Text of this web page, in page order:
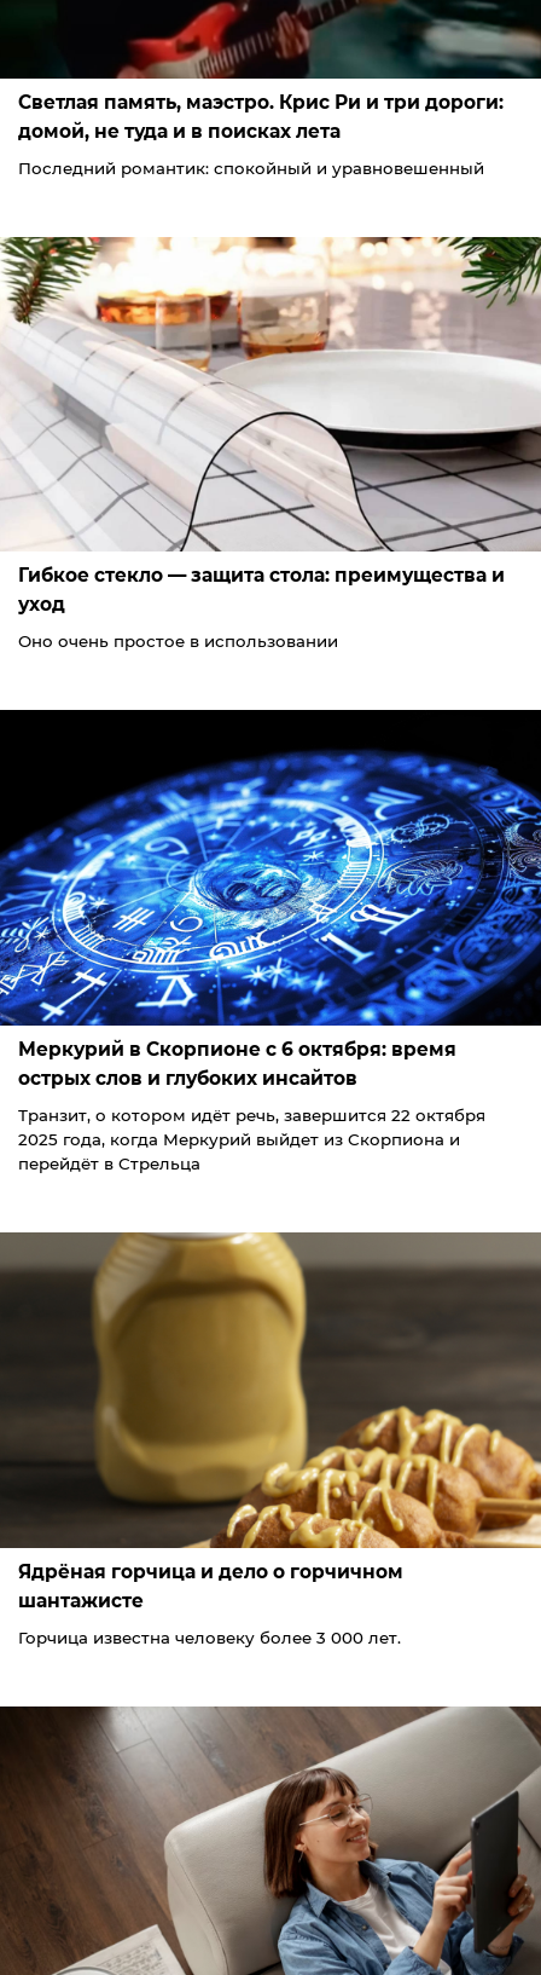
Светлая память, маэстро. Крис Ри и три дороги:
домой, не туда и в поисках лета
Последний романтик: спокойный и уравновешенный
Гибкое стекло — защита стола: преимущества и
уход
Оно очень простое в использовании
Меркурий в Скорпионе с 6 октября: время
острых слов и глубоких инсайтов
Транзит, о котором идёт речь, завершится 22 октября
2025 года, когда Меркурий выйдет из Скорпиона и
перейдёт в Стрельца
Ядрёная горчица и дело о горчичном
шантажисте
Горчица известна человеку более 3 000 лет.